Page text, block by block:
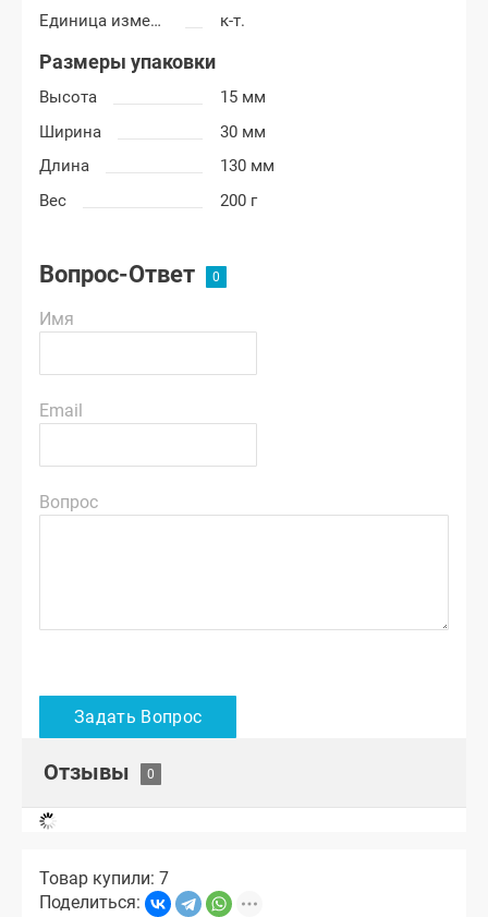
Единица измерения к-т.
Размеры упаковки
Высота
15 мм
Ширина
30 мм
Длина
130 мм
Вес
200 г
Вопрос-Ответ
Имя
Email
Вопрос
Отзывы
Товар купили: 7
Поделиться: